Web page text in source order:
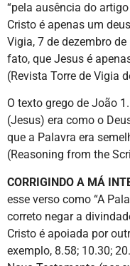
“pela ausência do
Cristo é apenas um
Vigia, 7 de dezembro
fato, que Jesus é
(Revista Torre de Vigia
O texto grego de João
(Jesus) era como o
que a Palavra era
(Reasoning from the
CORRIGINDO A MÁ
esse verso como “A
correto negar a
Cristo é apoiada por
exemplo, 8.58; 10.30;